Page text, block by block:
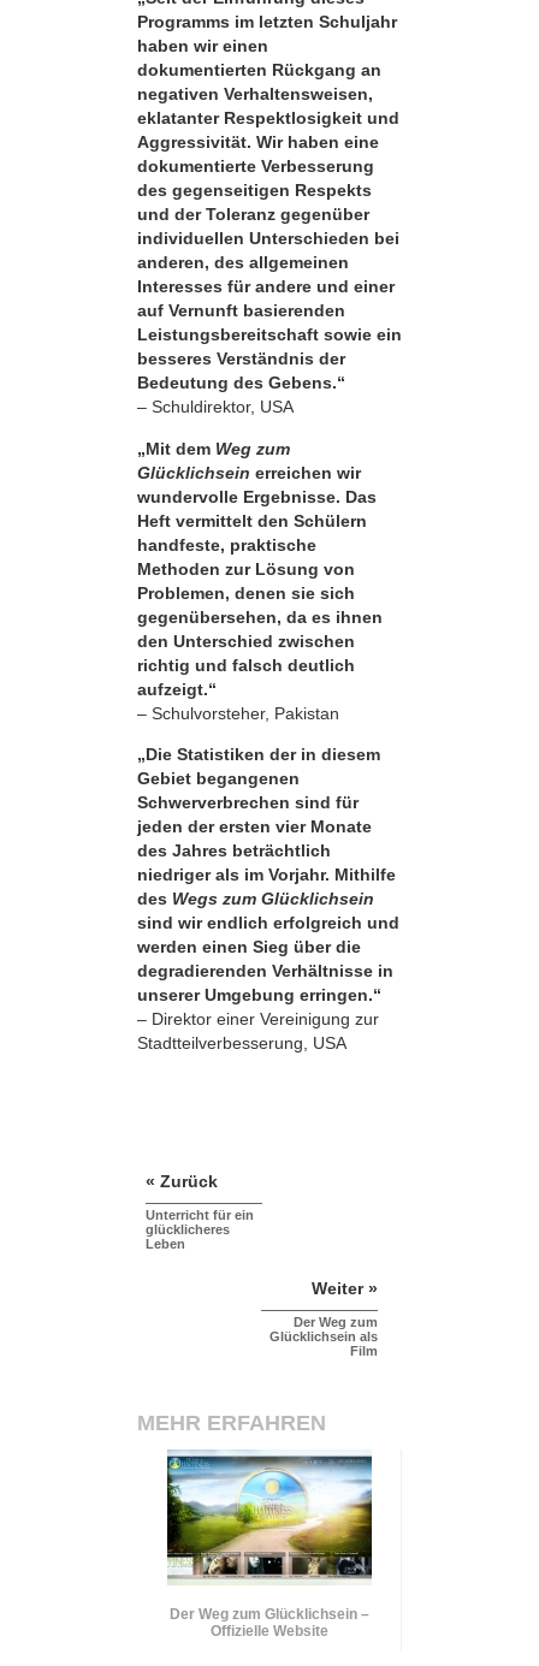
Programms im letzten Schuljahr
haben wir einen
dokumentierten Rückgang an
negativen Verhaltensweisen,
eklatanter Respekt­losigkeit und
Aggressivität. Wir haben eine
dokumentierte Verbesserung
des gegenseitigen Respekts
und der Toleranz gegenüber
individuellen Unterschieden bei
anderen, des allgemeinen
Interesses für andere und einer
auf Vernunft basierenden
Leistungsbereitschaft sowie ein
besseres Verständnis der
Bedeutung des Gebens.“
– Schuldirektor, USA
„Mit dem Weg zum
Glücklichsein erreichen wir
wundervolle Ergebnisse. Das
Heft vermittelt den Schülern
handfeste, praktische
Methoden zur Lösung von
Problemen, denen sie sich
gegenübersehen, da es ihnen
den Unterschied zwischen
richtig und falsch deutlich
aufzeigt.“
– Schulvorsteher, Pakistan
„Die Statistiken der in diesem
Gebiet begangenen
Schwerverbrechen sind für
jeden der ersten vier Monate
des Jahres beträchtlich
niedriger als im Vorjahr. Mithilfe
des Wegs zum Glücklichsein
sind wir endlich erfolgreich und
werden einen Sieg über die
degradierenden Verhältnisse in
unserer Umgebung erringen.“
– Direktor einer Vereinigung zur
Stadtteilverbesserung, USA
« Zurück
Unterricht für ein
glücklicheres
Leben
Weiter »
Der Weg zum
Glücklichsein als
Film
MEHR ERFAHREN
Der Weg zum Glücklichsein –
Offizielle Website